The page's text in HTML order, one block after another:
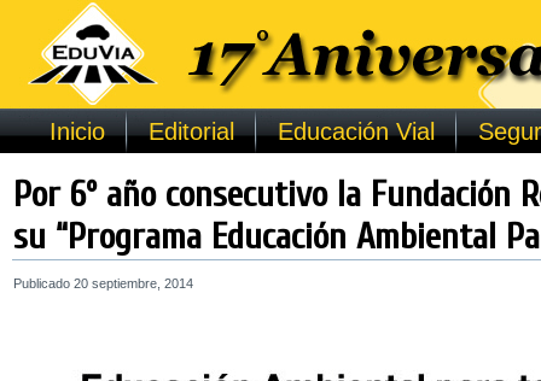
Inicio Editorial Educación Vial
Por 6º año consecutivo la Fundación
su “Programa Educación Ambiental
Publicado 20 septiembre, 2014